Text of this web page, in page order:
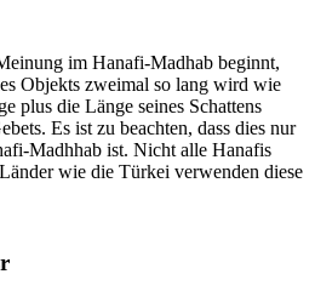
im Hanafi-Madhab beginnt,
Objekts zweimal so lang wird wie
plus die Länge seines Schattens
Es ist zu beachten, dass dies nur
Madhhab ist. Nicht alle Hanafis
wie die Türkei verwenden diese